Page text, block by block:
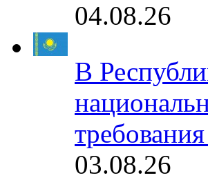
04.08.26
В
03.08.26